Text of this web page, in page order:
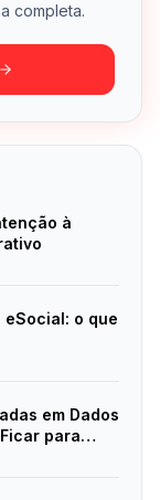
completa.
à
o que
em Dados
para